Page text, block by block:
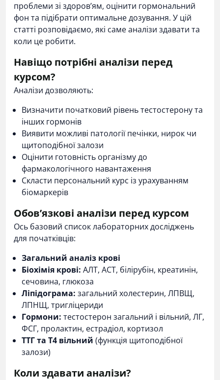
проблеми зі здоров’ям, оцінити гормональний
фон та підібрати оптимальне дозування. У цій
статті розповідаємо, які саме аналізи здавати та
коли це робити.
Навіщо потрібні аналізи перед
курсом?
Аналізи дозволяють:
Визначити початковий рівень тестостерону та
інших гормонів
Виявити можливі патології печінки, нирок чи
щитоподібної залози
Оцінити готовність організму до
фармакологічного навантаження
Скласти персональний курс із урахуванням
біомаркерів
Обов’язкові аналізи перед курсом
Ось базовий список лабораторних досліджень
для початківців:
Загальний аналіз крові
Біохімія крові: АЛТ, АСТ, білірубін, креатинін,
сечовина, глюкоза
Ліпідограма: загальний холестерин, ЛПВЩ,
ЛПНЩ, тригліцериди
Гормони: тестостерон загальний і вільний, ЛГ,
ФСГ, пролактин, естрадіол, кортизол
ТТГ та Т4 вільний (функція щитоподібної
залози)
Коли здавати аналізи?